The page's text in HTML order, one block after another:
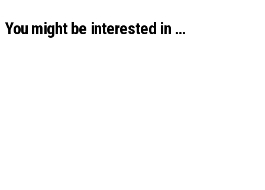
You might be interested in …